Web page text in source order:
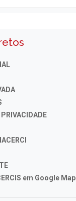
em Google Map